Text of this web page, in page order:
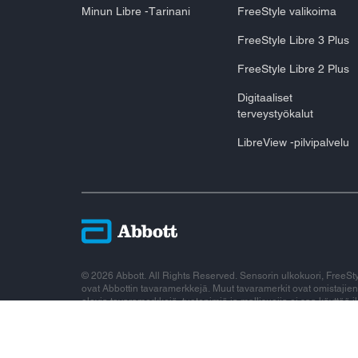
Minun Libre -Tarinani FreeStyle valikoima
FreeStyle Libre 3 Plus
FreeStyle Libre 2 Plus
Digitaaliset
terveystyökalut
LibreView -pilvipalvelu
© 2026 Abbott. All Rights Reserved. Sensorin ulkokuori,
ovat Abbottin tavaramerkkejä. Muut tavaramerkit ovat
olevia tavaramerkkejä, tuotenimiä ja mallisuojia ei saa käyttää